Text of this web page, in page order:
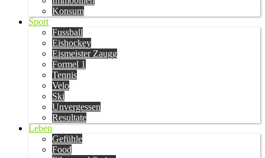
Konsum
Sport
Fussball
Eishockey
Eismeister Zaugg
Formel 1
Tennis
Velo
Ski
Unvergessen
Resultate
Leben
Gefühle
Food